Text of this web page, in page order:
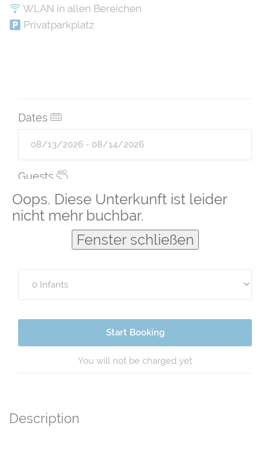
Oops. Diese Unterkunft ist leider
nicht mehr buchbar.
Fenster schließen
WLAN in allen Bereichen
Privatparkplatz
Dates
Guests
Start Booking
You will not be charged yet
Description